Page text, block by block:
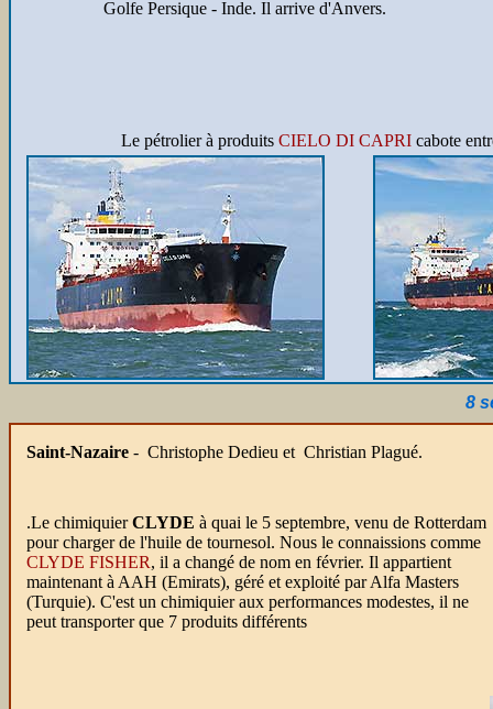
Golfe Persique - Inde. Il arrive d'Anvers.
Le pétrolier à produits CIELO DI CAPRI cabote
8
Saint-Nazaire - Christophe Dedieu et Christian Plagué.
.Le chimiquierCLYDE à quai le 5 septembre, venu de Rotterdam
pour charger de l'huile de tournesol. Nous le connaissions comme
CLYDE FISHER, il a changé de nom en février. Il appartient
maintenant à AAH (Emirats), géré et exploité par Alfa Masters
(Turquie). C'est un chimiquier aux performances modestes, il ne
peut transporter que 7 produits différents